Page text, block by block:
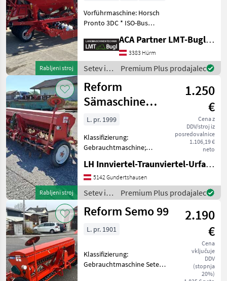
Rabljeni stroj
Vorführmaschine: Horsch
Pronto 3DC * ISO-Bus
Connect * 20stk.TurboDisc-
Doppelscheibensystem mit
Striegel * Reifenpacker
D=78cm 7.50-16 A
ACA Partner LMT-Bugl GmbH
3383 Hürm
Setev in
nega /
Horsch
Premium Plus prodajalec
Rabljeni stroj
Reform
Sämaschine
SEMO 99
1.250
€
Cena z
DDV/stroj iz
posredovalnice
1.106,19 €
neto
L. pr. 1999
Klassifizierung:
Gebrauchtmaschine;
Maschinenmerkmale:
Saatstriegel, FG-Schaltung,
Spuranzeiger-
Wechselautomat,
Spurlockerer, 3m Standort
Gundertshausen Sete
LH Innviertel-Traunviertel-Urfahr eGen, Gundertshausen
5142 Gundertshausen
Setev in
nega /
Reform
Premium Plus prodajalec
Reform Semo 99
2.190
€
Cena
vključuje
DDV
(stopnja
20%)
L. pr. 1901
Klassifizierung:
Gebrauchtmaschine Setev